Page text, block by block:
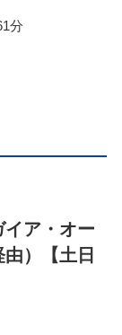
分
ア・オー
）【土日